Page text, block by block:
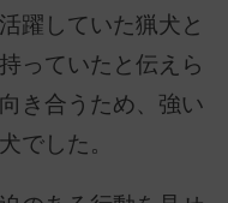
躍していた猟犬と
っていたと伝えら
き合うため、強い
でした。